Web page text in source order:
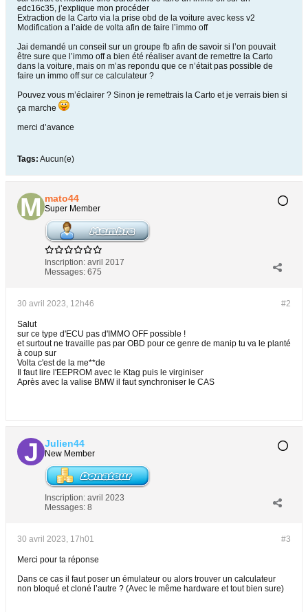
edc16c35, j’explique mon procéder
Extraction de la Carto via la prise obd de la voiture avec kess v2
Modification a l’aide de volta afin de faire l’immo off
Jai demandé un conseil sur un groupe fb afin de savoir si l’on pouvait
être sure que l’immo off a bien été réaliser avant de remettre la Carto
dans la voiture, mais on m’as repondu que ce n’était pas possible de
faire un immo off sur ce calculateur ?
Pouvez vous m’éclairer ? Sinon je remettrais la Carto et je verrais bien si
ça marche
merci d’avance
Tags: Aucun(e)
mato44
Super Member
Inscription: avril 2017
Messages: 675
#2
30 avril 2023, 12h46
Salut
sur ce type d'ECU pas d'IMMO OFF possible !
et surtout ne travaille pas par OBD pour ce genre de manip tu va le planté
à coup sur
Volta c'est de la me**de
Il faut lire l'EEPROM avec le Ktag puis le virginiser
Après avec la valise BMW il faut synchroniser le CAS
Julien44
New Member
Inscription: avril 2023
Messages: 8
#3
30 avril 2023, 17h01
Merci pour ta réponse
Dans ce cas il faut poser un émulateur ou alors trouver un calculateur
non bloqué et cloné l’autre ? (Avec le même hardware et tout bien sure)